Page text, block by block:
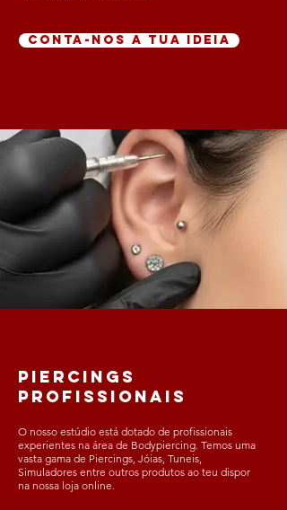
CONTA-NOS A TUA IDEIA
Piercings
Profissionais​
O nosso estúdio está dotado de profissionais
experientes na área de Bodypiercing. Temos uma
vasta gama de Piercings, Jóias, Tuneis,
Simuladores entre outros produtos ao teu dispor
na nossa loja online.